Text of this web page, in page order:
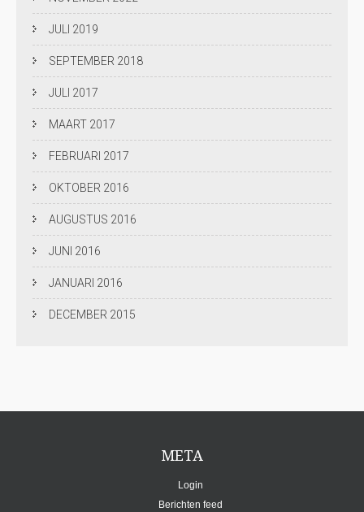
JULI 2019
SEPTEMBER 2018
JULI 2017
MAART 2017
FEBRUARI 2017
OKTOBER 2016
AUGUSTUS 2016
JUNI 2016
JANUARI 2016
DECEMBER 2015
META
Login
Berichten feed